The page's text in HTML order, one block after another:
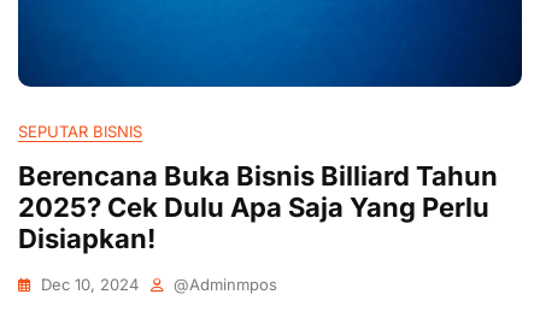
SEPUTAR BISNIS
Berencana Buka Bisnis Billiard Tahun
2025? Cek Dulu Apa Saja Yang Perlu
Disiapkan!
Dec 10, 2024 @adminmpos